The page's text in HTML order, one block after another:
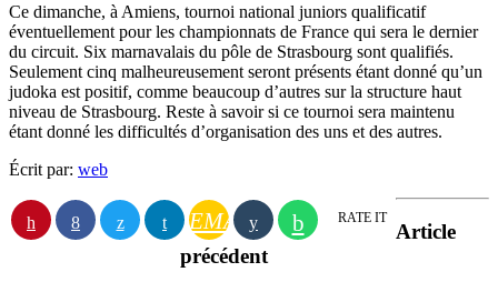
Ce dimanche, à Amiens, tournoi national juniors qualificatif
éventuellement pour les championnats de France qui sera le dernier
du circuit. Six marnavalais du pôle de Strasbourg sont qualifiés.
Seulement cinq malheureusement seront présents étant donné qu’un
judoka est positif, comme beaucoup d’autres sur la structure haut
niveau de Strasbourg. Reste à savoir si ce tournoi sera maintenu
étant donné les difficultés d’organisation des uns et des autres.
Écrit par: web
EMAIL RATE IT
Article
précédent